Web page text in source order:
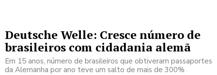
Deutsche Welle: Cresce número de
brasileiros com cidadania alemã
Em 15 anos, número de brasileiros que obtiveram passaportes
da Alemanha por ano teve um salto de mais de 300%